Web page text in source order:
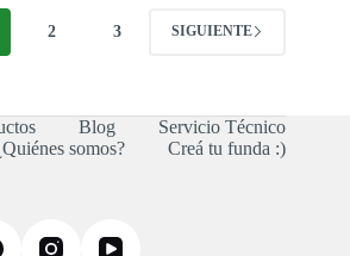
2 3 SIGUIENTE
Blog
Servicio Técnico
somos?
Creá tu funda :)